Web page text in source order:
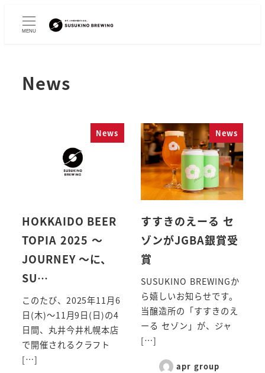
MENU
News
News
HOKKAIDO BEER
TOPIA 2025 ～
JOURNEY ～に、
SU…
このたび、2025年11月6
日(木)～11月9日(日)の4
日間、丸井今井札幌本店
で開催されるクラフト
[…]
News
すすきのえーる セ
ゾンがJGBA銀賞受
賞
SUSUKINO BREWINGか
ら嬉しいお知らせです。
当醸造所の「すすきのえ
ーる セゾン」が、ジャ
[…]
apr group